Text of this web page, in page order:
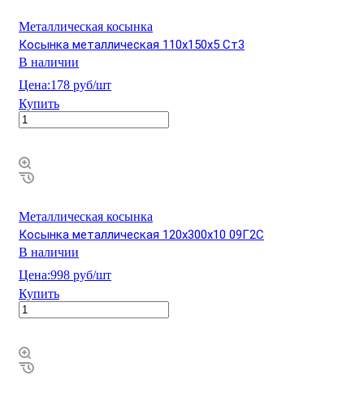
Металлическая косынка
Косынка металлическая 110х150х5 Ст3
В наличии
Цена:178 руб/шт
Купить
Металлическая косынка
Косынка металлическая 120х300х10 09Г2С
В наличии
Цена:998 руб/шт
Купить